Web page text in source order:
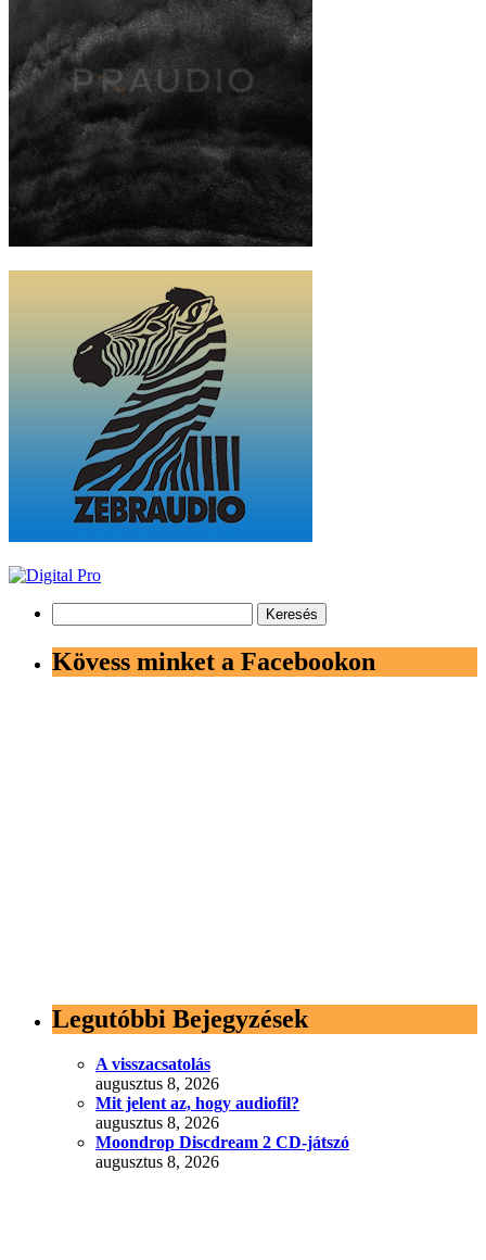
Kövess minket a Facebookon
Legutóbbi Bejegyzések
A visszacsatolás
augusztus 8, 2026
Mit jelent az, hogy audiofil?
augusztus 8, 2026
Moondrop Discdream 2 CD-játszó
augusztus 8, 2026